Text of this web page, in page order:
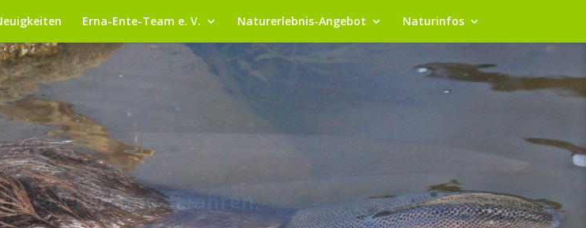
Erna-Ente-Team e. V. Naturerlebnis-Angebot Naturinfos
und schützen lernen.